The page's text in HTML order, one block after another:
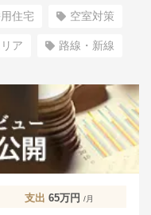
住宅 空室対策
ア 路線・新線
支出 65万円 /月